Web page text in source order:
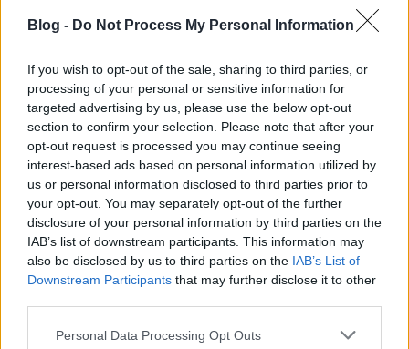
Blog - Do Not Process My Personal Information
If you wish to opt-out of the sale, sharing to third parties, or
processing of your personal or sensitive information for
targeted advertising by us, please use the below opt-out
section to confirm your selection. Please note that after your
opt-out request is processed you may continue seeing
interest-based ads based on personal information utilized by
us or personal information disclosed to third parties prior to
your opt-out. You may separately opt-out of the further
disclosure of your personal information by third parties on the
IAB’s list of downstream participants. This information may
also be disclosed by us to third parties on the IAB’s List of
Downstream Participants that may further disclose it to other
Please note that this website/app uses one or more Google
Personal Data Processing Opt Outs
Inspiration comes full circle. Dom Pérignon x @LennyKravitz
September 2018 #DomPérignon
#DomPérignonXLennyKravitz Enjoy Responsibly
Dom Pérignon(@domperignonofficial) által megosztott bejegyzés,
Lenny azt is elárulta:
Csomó barátom szereti áthívni ismerőseit,